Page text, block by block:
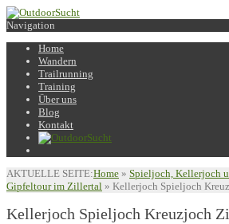
Navigation
Home
Wandern
Trailrunning
Training
Über uns
Blog
Kontakt
AKTUELLE SEITE:Home » Spieljoch, Kellerjoch
Gipfeltour im Zillertal » Kellerjoch Spieljoch
Kellerjoch Spieljoch Kreuzjoch